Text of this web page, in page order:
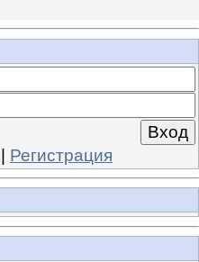
| Регистрация